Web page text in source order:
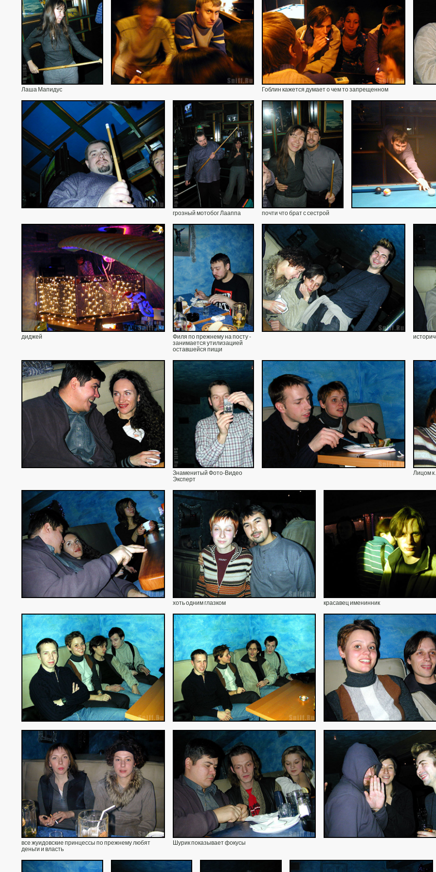
Лаша Мапидус Гоблин кажется думает о чем то запрещенном
грозный мотобог Лааппа почти что брат с сестрой
диджей
Филя по прежнему на посту -
занимается утилизацией
оставшейся пищи
Знаменитый Фото-Видео
Эксперт
Лицом к
хоть одним глазком красавец именинник
все жуидовские принцессы по прежнему любят
деньги и власть
Шурик показывает фокусы